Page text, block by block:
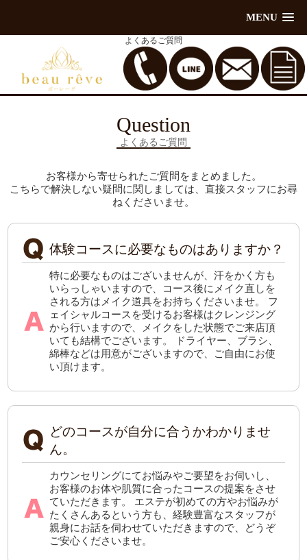
MENU
よくあるご質問
Question
よくあるご質問
お客様から寄せられたご質問をまとめました。
こちらで解決しない疑問に関しましては、直接スタッフにお尋
ねくださいませ。
体験コースに必要なものはありますか？
特に必要なものはございませんが、汗をかく方も
いらっしゃいますので、コース後にメイク直しを
される方はメイク道具をお持ちくださいませ。 フ
ェイシャルコースを受けるお客様はクレンジング
から行いますので、メイクをした状態でご来店頂
いても結構でございます。 ドライヤー、ブラシ、
綿棒などは用意がございますので、ご自由にお使
い頂けます。
どのコースが自分に合うかわかりませ
ん。
カウンセリングにてお悩みやご要望をお伺いし、
お客様のお体や肌質に合ったコースの提案をさせ
ていただきます。 エステが初めての方やお悩みが
たくさんあるという方も、経験豊富なスタッフが
親身にお話を伺わせていただきますので、どうぞ
ご安心くださいませ。